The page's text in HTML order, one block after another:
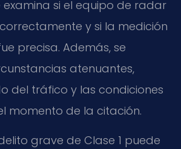
examina si el equipo de radar
y si la medición
precisa. Además, se
atenuantes,
del tráfico y las condiciones
momento de la citación.
grave de Clase 1 puede